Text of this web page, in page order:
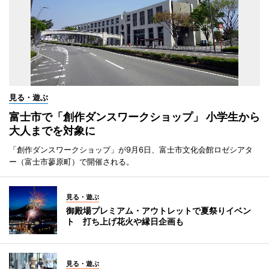
見る・遊ぶ
富士市で「創作ダンスワークショップ」 小学生から
大人までを対象に
「創作ダンスワークショップ」が9月6日、富士市文化会館ロゼシアタ
ー（富士市蓼原町）で開催される。
見る・遊ぶ
御殿場プレミアム・アウトレットで夏祭りイベン
ト 打ち上げ花火や縁日企画も
見る・遊ぶ